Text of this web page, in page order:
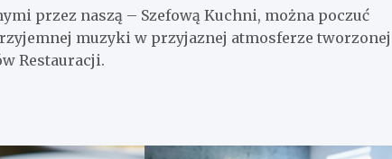
przez naszą – Szefową Kuchni, można poczuć
muzyki w przyjaznej atmosferze tworzonej
Restauracji.